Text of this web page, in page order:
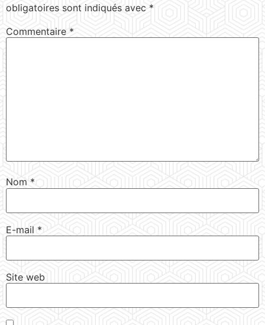
obligatoires sont indiqués avec *
Commentaire *
Nom *
E-mail*
Site web